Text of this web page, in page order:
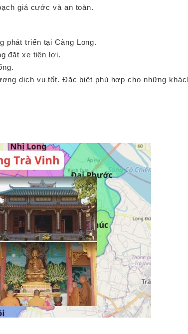
giá cước và an toàn.
phát triển tại Càng Long.
đặt xe tiện lợi.
dịch vụ tốt. Đặc biệt phù hợp cho những